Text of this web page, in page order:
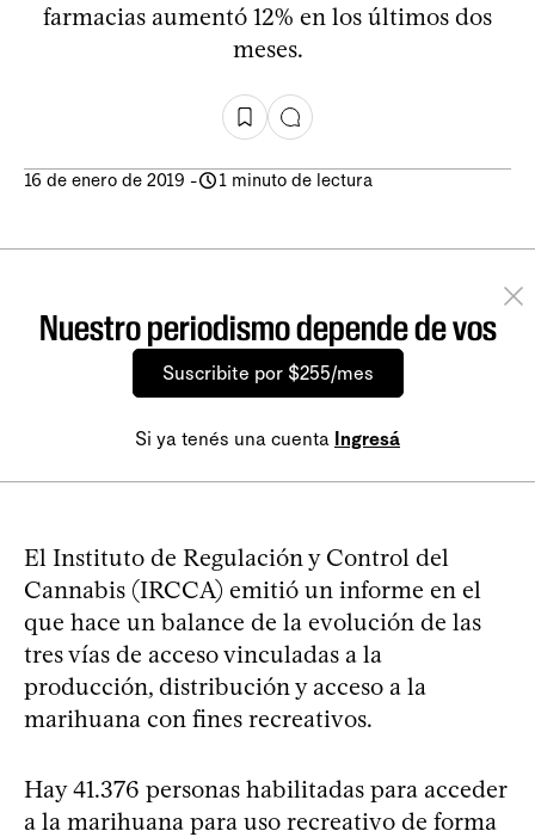
farmacias aumentó 12% en los últimos dos
meses.
16 de enero de 2019 - 1 minuto de lectura
Nuestro periodismo depende de vos
Suscribite por $255/mes
Si ya tenés una cuenta Ingresá
El Instituto de Regulación y Control del
Cannabis (IRCCA) emitió un informe en el
que hace un balance de la evolución de las
tres vías de acceso vinculadas a la
producción, distribución y acceso a la
marihuana con fines recreativos.
Hay 41.376 personas habilitadas para acceder
a la marihuana para uso recreativo de forma